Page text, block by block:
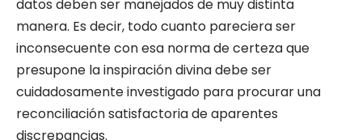
datos deben ser manejados de muy distinta
manera. Es decir, todo cuanto pareciera ser
inconsecuente con esa norma de certeza que
presupone la inspiración divina debe ser
cuidadosamente investigado para procurar una
reconciliación satisfactoria de aparentes
discrepancias.